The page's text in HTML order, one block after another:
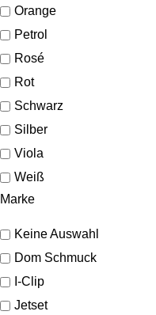
Orange
Petrol
Rosé
Rot
Schwarz
Silber
Viola
Weiß
Marke
Keine Auswahl
Dom Schmuck
I-Clip
Jetset